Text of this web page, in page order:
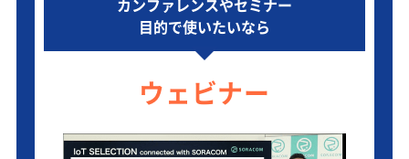
カンファレンスやセミナー
目的で使いたいなら
ウェビナー